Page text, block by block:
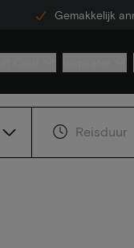
Gemakkelijk
Reisduur